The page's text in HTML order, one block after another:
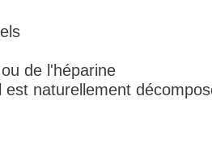
de l'héparine
naturellement